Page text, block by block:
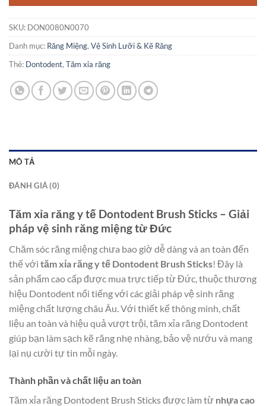
SKU: DON0080N0070
Danh mục: Răng Miệng, Vệ Sinh Lưỡi & Kẽ Răng
Thẻ: Dontodent, Tăm xỉa răng
MÔ TẢ
ĐÁNH GIÁ (0)
Tăm xỉa răng y tế Dontodent Brush Sticks – Giải
pháp vệ sinh răng miệng từ Đức
Chăm sóc răng miệng chưa bao giờ dễ dàng và an toàn đến
thế với tăm xỉa răng y tế Dontodent Brush Sticks! Đây là
sản phẩm cao cấp được mua trực tiếp từ Đức, thuộc thương
hiệu Dontodent nổi tiếng với các giải pháp vệ sinh răng
miệng chất lượng châu Âu. Với thiết kế thông minh, chất
liệu an toàn và hiệu quả vượt trội, tăm xỉa răng Dontodent
giúp bạn làm sạch kẽ răng nhẹ nhàng, bảo vệ nướu và mang
lại nụ cười tự tin mỗi ngày.
Thành phần và chất liệu an toàn
Tăm xỉa răng Dontodent Brush Sticks được làm từ nhựa cao